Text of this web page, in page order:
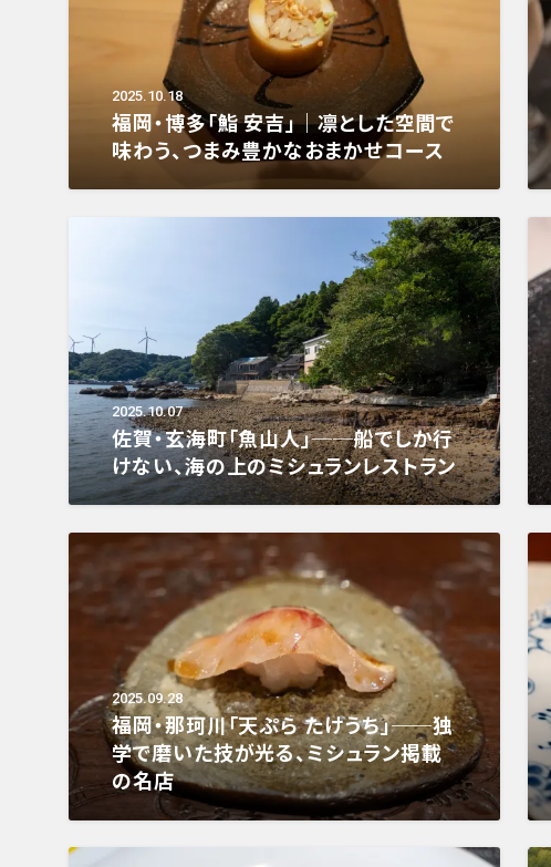
2025.10.18
福岡・博多「鮨 安吉」｜凛とした空間で
味わう、つまみ豊かなおまかせコース
2025.10.07
佐賀・玄海町「魚山人」──船でしか行
けない、海の上のミシュランレストラン
2025.09.28
福岡・那珂川「天ぷら たけうち」──独
学で磨いた技が光る、ミシュラン掲載
の名店